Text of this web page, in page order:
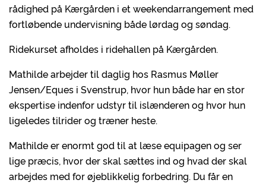
rådighed på Kærgården i et weekendarrangement med
fortløbende undervisning både lørdag og søndag.
Ridekurset afholdes i ridehallen på Kærgården.
Mathilde arbejder til daglig hos Rasmus Møller
Jensen/Eques i Svenstrup, hvor hun både har en stor
ekspertise indenfor udstyr til islænderen og hvor hun
ligeledes tilrider og træner heste.
Mathilde er enormt god til at læse equipagen og ser
lige præcis, hvor der skal sættes ind og hvad der skal
arbejdes med for øjeblikkelig forbedring. Du får en